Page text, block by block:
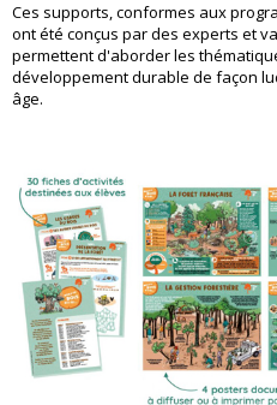
Ces supports, conformes aux
ont été conçus par des experts et
permettent d'aborder les
développement durable de façon
âge.